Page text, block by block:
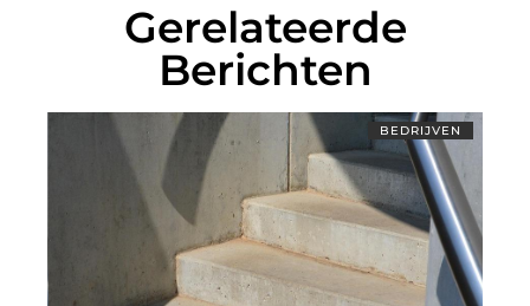
Gerelateerde
Berichten
BEDRIJVEN